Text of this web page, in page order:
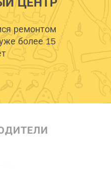
ремонтом
более 15